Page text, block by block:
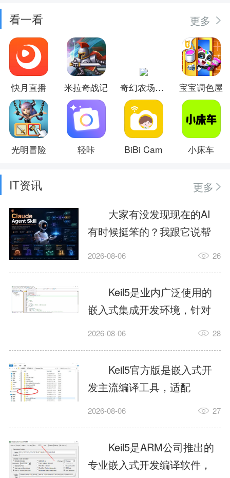
看一看 更多
快月直播 米拉奇战记 奇幻农场物语 宝宝调色屋
光明冒险 轻咔 BiBi Cam 小床车
IT资讯
更多
大家有没发现现在的AI
有时候挺笨的？我跟它说帮
我订个明天早上的闹钟，它
这样？因为AI，就是个只会
耍嘴皮子的书呆子。它脑子
里有海量知识，但没有真正
激发出来实力。而
AgentSkill，就是给AI大脑装
上的一双机械手，它真的能
解决很多问题。1什么是
AgentSkillSkill指...
2026-08-06 26
Keil5是业内广泛使用的
嵌入式集成开发环境，针对
ARM、51内核单片机提供编
力，代码编译稳定，调试工
具成熟，大量开源项目基于
该平台开发。新项目需要单
独下载对应芯片支持包，新
手配置难度较高，正版商业
授权费用不菲，未授权版本
存在程序容量限制，适合硬
2026-08-06 28
Keil5官方版是嵌入式开
发主流编译工具，适配
STM32、51单片机等多款芯
在线调试、代码仿真，兼容
众多厂商芯片安装包。软件
需要手动添加器件库，初次
2026-08-06 27
Keil5是ARM公司推出的
专业嵌入式开发编译软件，